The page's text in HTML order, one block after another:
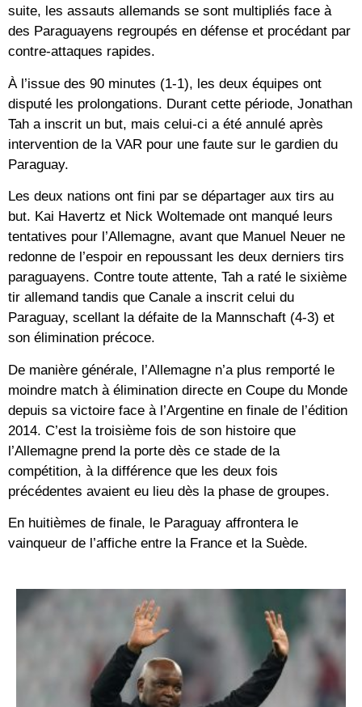
suite, les assauts allemands se sont multipliés face à
des Paraguayens regroupés en défense et procédant par
contre-attaques rapides.
À l’issue des 90 minutes (1-1), les deux équipes ont
disputé les prolongations. Durant cette période, Jonathan
Tah a inscrit un but, mais celui-ci a été annulé après
intervention de la VAR pour une faute sur le gardien du
Paraguay.
Les deux nations ont fini par se départager aux tirs au
but. Kai Havertz et Nick Woltemade ont manqué leurs
tentatives pour l’Allemagne, avant que Manuel Neuer ne
redonne de l’espoir en repoussant les deux derniers tirs
paraguayens. Contre toute attente, Tah a raté le sixième
tir allemand tandis que Canale a inscrit celui du
Paraguay, scellant la défaite de la Mannschaft (4-3) et
son élimination précoce.
De manière générale, l’Allemagne n’a plus remporté le
moindre match à élimination directe en Coupe du Monde
depuis sa victoire face à l’Argentine en finale de l’édition
2014. C’est la troisième fois de son histoire que
l’Allemagne prend la porte dès ce stade de la
compétition, à la différence que les deux fois
précédentes avaient eu lieu dès la phase de groupes.
En huitièmes de finale, le Paraguay affrontera le
vainqueur de l’affiche entre la France et la Suède.